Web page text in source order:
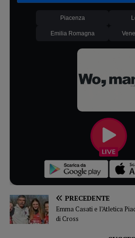
Piacenza
Emilia Romagna
PRECEDENTE
Emma Casati e l’Atletica
di Cross